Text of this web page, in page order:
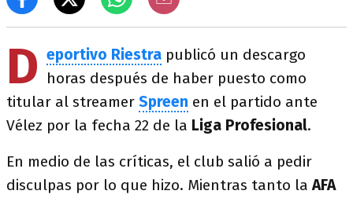
D eportivo Riestra publicó un descargo
horas después de haber puesto como
titular al streamer Spreen en el partido ante
Vélez por la fecha 22 de la Liga Profesional.
En medio de las críticas, el club salió a pedir
disculpas por lo que hizo. Mientras tanto laAFA